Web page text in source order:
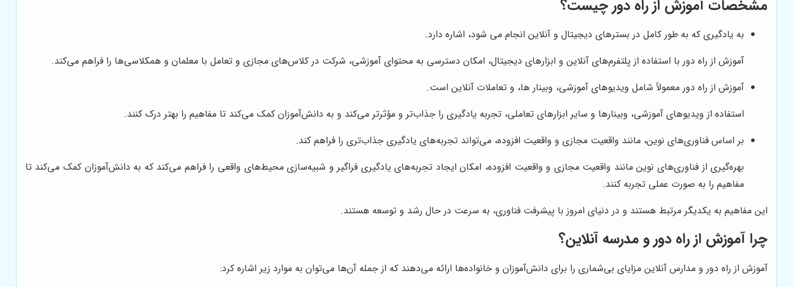
مشخصات آموزش از راه دور چیست؟
به یادگیری که به طور کامل در بسترهای دیجیتال و آنلاین انجام می‌ شود، اشاره دارد.
آموزش از راه دور با استفاده از پلتفرم‌های آنلاین و ابزارهای دیجیتال، امکان دسترسی به محتوای آموزشی، شرکت در کلاس‌های مجازی و تعامل با معلمان و همکلاسی‌ها را فراهم می‌کند.
آموزش از راه دور معمولاً شامل ویدیوهای آموزشی، وبینار ها، و تعاملات آنلاین است.
استفاده از ویدیوهای آموزشی، وبینارها و سایر ابزارهای تعاملی، تجربه یادگیری را جذاب‌تر و مؤثرتر می‌کند و به دانش‌آموزان کمک می‌کند تا مفاهیم را بهتر درک کنند.
بر اساس فناوری‌های نوین، مانند واقعیت مجازی و واقعیت افزوده، می‌تواند تجربه‌های یادگیری جذاب‌تری را فراهم کند.
بهره‌گیری از فناوری‌های نوین مانند واقعیت مجازی و واقعیت افزوده، امکان ایجاد تجربه‌های یادگیری فراگیر و شبیه‌سازی محیط‌های واقعی را فراهم می‌کند که به دانش‌آموزان کمک می‌کند تا
مفاهیم را به صورت عملی تجربه کنند.
این مفاهیم به یکدیگر مرتبط هستند و در دنیای امروز با پیشرفت فناوری، به سرعت در حال رشد و توسعه هستند.
چرا آموزش از راه دور و مدرسه آنلاین؟
آموزش از راه دور و مدارس آنلاین مزایای بی‌شماری را برای دانش‌آموزان و خانواده‌ها ارائه می‌دهند که از جمله آن‌ها می‌توان به موارد زیر اشاره کرد: